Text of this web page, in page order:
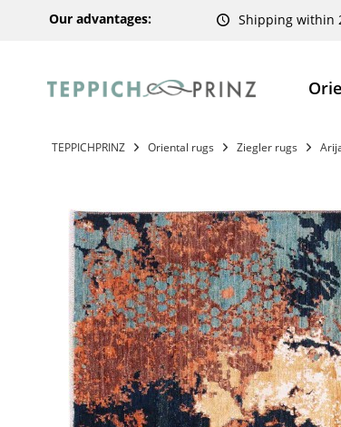
Our advantages: Shipping within
TEPPICHPRINZ Oriental rugs Ziegler rugs